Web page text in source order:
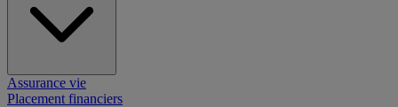
Assurance vie
Placement financiers